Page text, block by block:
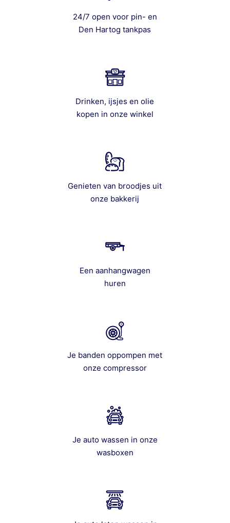
24/7 open voor pin- en
Den Hartog tankpas
Drinken, ijsjes en olie
kopen in onze winkel
Genieten van broodjes uit
onze bakkerij
Een aanhangwagen
huren
Je banden oppompen met
onze compressor
Je auto wassen in onze
wasboxen